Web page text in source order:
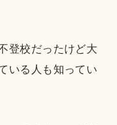
登校だったけど大
いる人も知ってい